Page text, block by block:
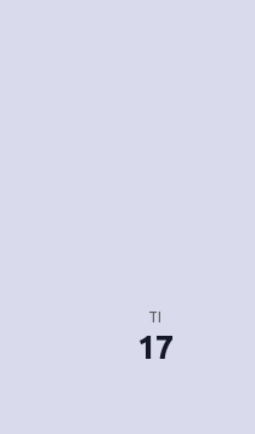
TI
17